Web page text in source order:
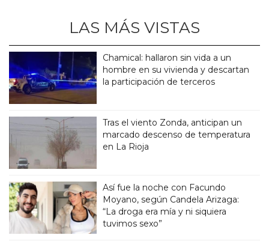
LAS MÁS VISTAS
Chamical: hallaron sin vida a un
hombre en su vivienda y descartan
la participación de terceros
Tras el viento Zonda, anticipan un
marcado descenso de temperatura
en La Rioja
Así fue la noche con Facundo
Moyano, según Candela Arizaga:
“La droga era mía y ni siquiera
tuvimos sexo”